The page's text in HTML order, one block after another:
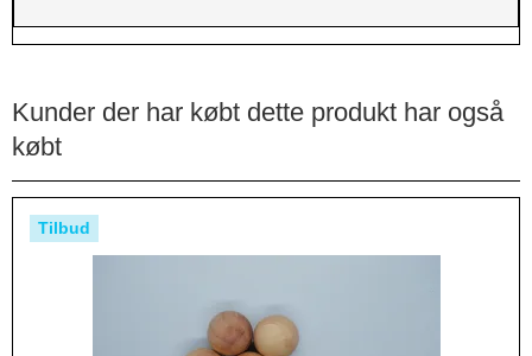
Kunder der har købt dette produkt har også
købt
Tilbud